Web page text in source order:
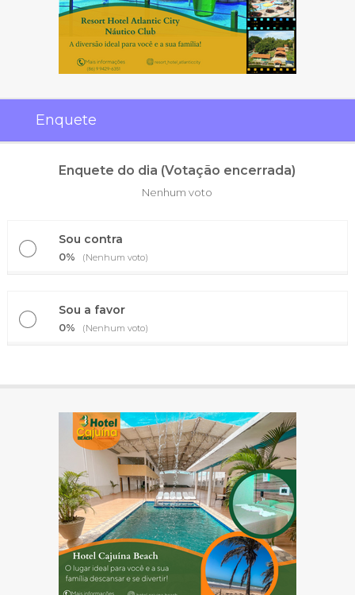
Enquete
Enquete do dia (Votação encerrada)
Nenhum voto
Sou contra
0% (Nenhum voto)
Sou a favor
0% (Nenhum voto)